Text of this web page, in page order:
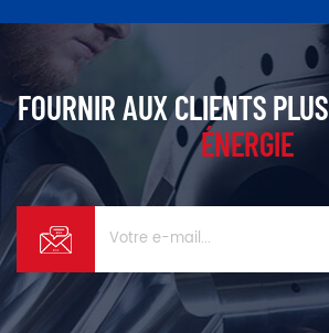
FOURNIR AUX CLIENTS PLUS
ÉNERGIE